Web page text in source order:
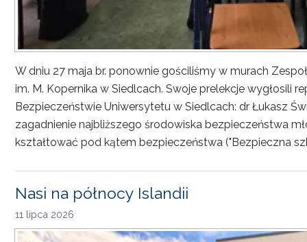
W dniu 27 maja br. ponownie gościliśmy w murach
im. M. Kopernika w Siedlcach. Swoje prelekcje wygłosili
Bezpieczeństwie Uniwersytetu w Siedlcach: dr Łukasz
zagadnienie najbliższego środowiska bezpieczeństwa
kształtować pod kątem bezpieczeństwa ("Bezpieczna
Nasi na północy Islandii
11 lipca 2026